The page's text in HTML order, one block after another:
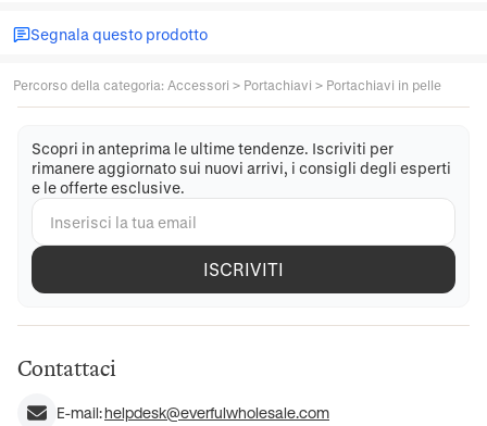
Segnala questo prodotto
Percorso della categoria: Accessori > Portachiavi > Portachiavi in pelle
Scopri in anteprima le ultime tendenze. Iscriviti per
rimanere aggiornato sui nuovi arrivi, i consigli degli esperti
e le offerte esclusive.
ISCRIVITI
Contattaci
E-mail:helpdesk@everfulwholesale.com